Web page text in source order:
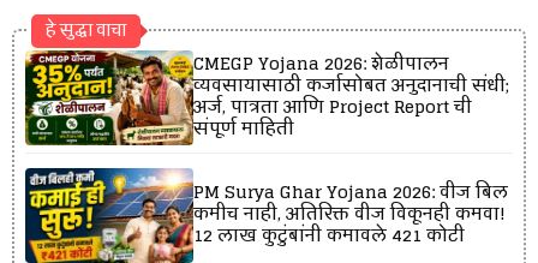
हे सुद्धा वाचा
CMEGP Yojana 2026: शेळीपालन
व्यवसायासाठी कर्जासोबत अनुदानाची संधी;
अर्ज, पात्रता आणि Project Report ची
संपूर्ण माहिती
PM Surya Ghar Yojana 2026: वीज बिल
कमीच नाही, अतिरिक्त वीज विकूनही कमवा!
12 लाख कुटुंबांनी कमावले ₹421 कोटी